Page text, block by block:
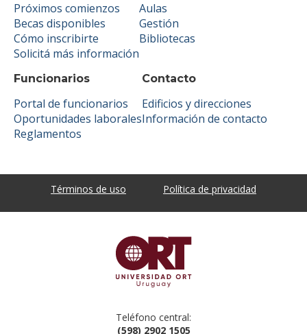
Próximos comienzos
Becas disponibles
Cómo inscribirte
Solicitá más información
Aulas
Gestión
Bibliotecas
Funcionarios
Portal de funcionarios
Oportunidades laborales
Reglamentos
Contacto
Edificios y direcciones
Información de contacto
Términos de uso Política de privacidad
Teléfono central:
(598) 2902 1505